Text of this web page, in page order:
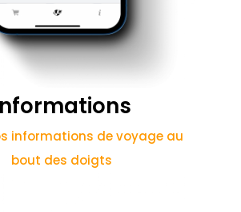
informations de voyage au
bout des doigts